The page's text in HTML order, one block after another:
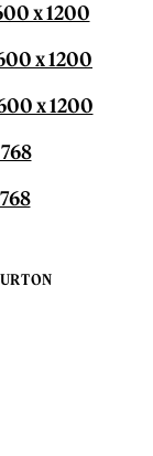
x 1200
x 1200
x 1200